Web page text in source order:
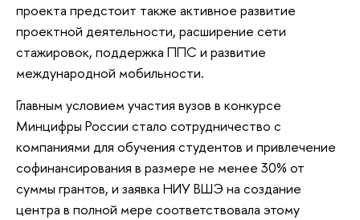
проекта предстоит также активное развитие
проектной деятельности, расширение сети
стажировок, поддержка ППС и развитие
международной мобильности.
Главным условием участия вузов в конкурсе
Минцифры России стало сотрудничество с
компаниями для обучения студентов и привлечение
софинансирования в размере не менее 30% от
суммы грантов, и заявка НИУ ВШЭ на создание
центра в полной мере соответствовала этому